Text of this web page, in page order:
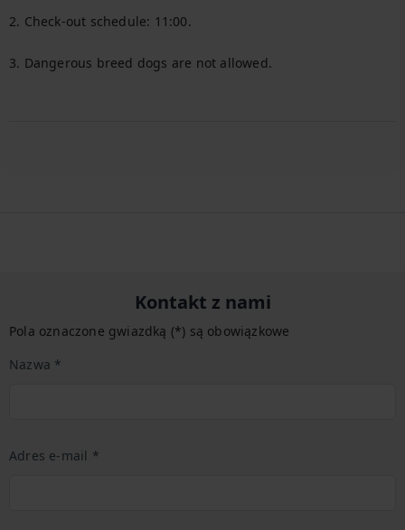
2. Check-out schedule: 11:00.
3. Dangerous breed dogs are not allowed.
Kontakt z nami
Pola oznaczone gwiazdką (*) są obowiązkowe
Nazwa *
Adres e-mail *